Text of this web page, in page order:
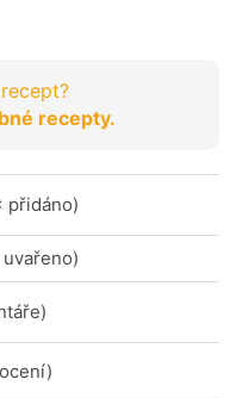
recepty.
přidáno)